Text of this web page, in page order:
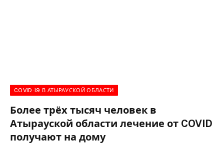
COVID-19 В АТЫРАУСКОЙ ОБЛАСТИ
Более трёх тысяч человек в
Атырауской области лечение от COVID
получают на дому